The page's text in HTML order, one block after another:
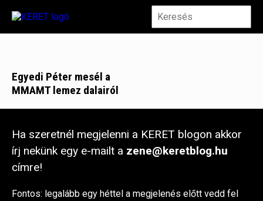
Egyedi Péter mesél a
MMAMT lemez dalairól
Ha szeretnél megjelenni a KERET blogon akkor
írj nekünk egy e-mailt a zene@keretblog.hu
címre!
Fontos: legalább egy héttel a megjelenés előtt vedd fel